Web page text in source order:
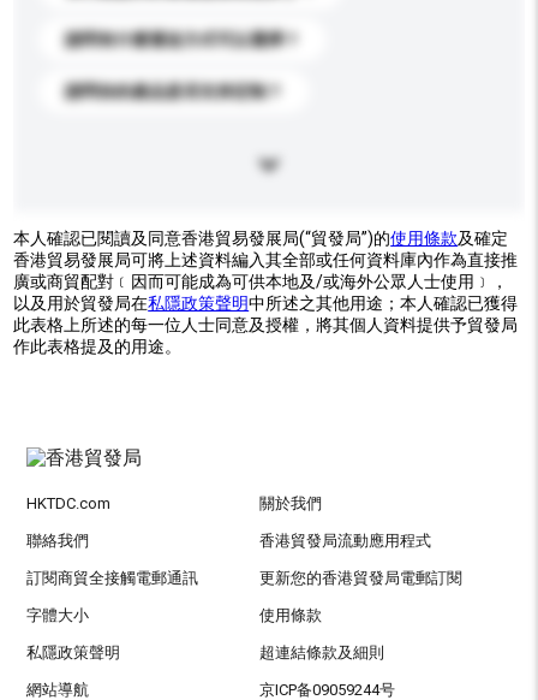
請問有什麼運送方式可以選擇？
請問你的產品是否支持定制？
本人確認已閱讀及同意香港貿易發展局(“貿發局”)的使用條款及確定
香港貿易發展局可將上述資料編入其全部或任何資料庫內作為直接推
廣或商貿配對﹝因而可能成為可供本地及/或海外公眾人士使用﹞，
以及用於貿發局在私隱政策聲明中所述之其他用途；本人確認已獲得
此表格上所述的每一位人士同意及授權，將其個人資料提供予貿發局
作此表格提及的用途。
HKTDC.com 關於我們
聯絡我們 香港貿發局流動應用程式
訂閱商貿全接觸電郵通訊 更新您的香港貿發局電郵訂閱
字體大小 使用條款
私隱政策聲明 超連結條款及細則
網站導航 京ICP备09059244号